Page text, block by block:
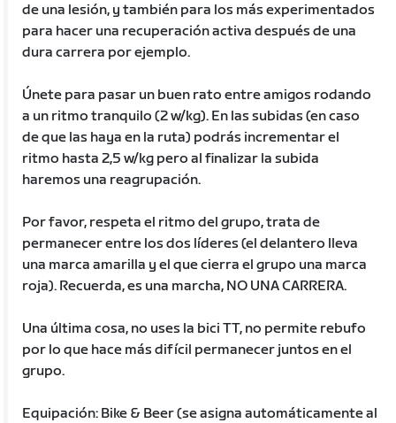
de una lesión, y también para los más experimentados
para hacer una recuperación activa después de una
dura carrera por ejemplo.
Únete para pasar un buen rato entre amigos rodando
a un ritmo tranquilo (2 w/kg). En las subidas (en caso
de que las haya en la ruta) podrás incrementar el
ritmo hasta 2,5 w/kg pero al finalizar la subida
haremos una reagrupación.
Por favor, respeta el ritmo del grupo, trata de
permanecer entre los dos líderes (el delantero lleva
una marca amarilla y el que cierra el grupo una marca
roja). Recuerda, es una marcha, NO UNA CARRERA.
Una última cosa, no uses la bici TT, no permite rebufo
por lo que hace más difícil permanecer juntos en el
grupo.
Equipación: Bike & Beer (se asigna automáticamente al